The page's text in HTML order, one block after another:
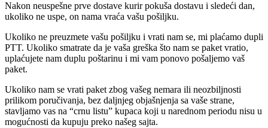
Nakon neuspešne prve dostave kurir pokuša dostavu i sledeći dan,
ukoliko ne uspe, on nama vraća vašu pošiljku.
Ukoliko ne preuzmete vašu pošiljku i vrati nam se, mi plaćamo dupli
PTT. Ukoliko smatrate da je vaša greška što nam se paket vratio,
uplaćujete nam duplu poštarinu i mi vam ponovo pošaljemo vaš
paket.
Ukoliko nam se vrati paket zbog vašeg nemara ili neozbiljnosti
prilikom poručivanja, bez daljnjeg objašnjenja sa vaše strane,
stavljamo vas na “crnu listu” kupaca koji u narednom periodu nisu u
mogućnosti da kupuju preko našeg sajta.